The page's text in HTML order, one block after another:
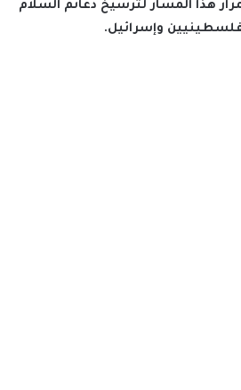
هذا المسار لترسيخ دعائم السلام
وإسرائيل.